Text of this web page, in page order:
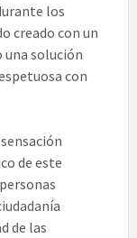
los
creado con un
solución
con
de este
de las